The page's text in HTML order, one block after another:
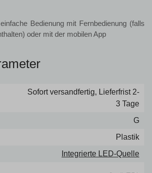
Bedienung mit Fernbedienung (falls
oder mit der mobilen App
Sofort versandfertig, Lieferfrist 2-
3 Tage
G
Plastik
Integrierte LED-Quelle